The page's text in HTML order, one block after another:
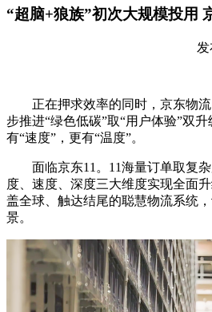
“超脑+狼族”初次大规模投用
发
正在押求效率的同时，京东物流
步推进“绿色低碳”取“用户体验”双
有“速度”，更有“温度”。
面临京东11。11海量订单取复杂
度、速度、深度三大维度实现全面
盖全球、触达结尾的聪慧物流系统
景。